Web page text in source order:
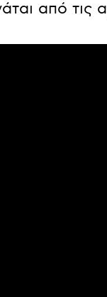
από τις